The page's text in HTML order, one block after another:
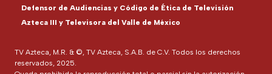
TV Azteca, M.R. & ©, TV Azteca, S.A.B. de C.V. Todos los derechos
reservados, 2025.
Defensor de Audiencias y Código de Ética de Televisión
Azteca III y Televisora del Valle de México